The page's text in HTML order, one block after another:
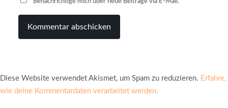
Diese Website verwendet Akismet, um Spam zu reduzieren. Erfahre,
wie deine Kommentardaten verarbeitet werden.